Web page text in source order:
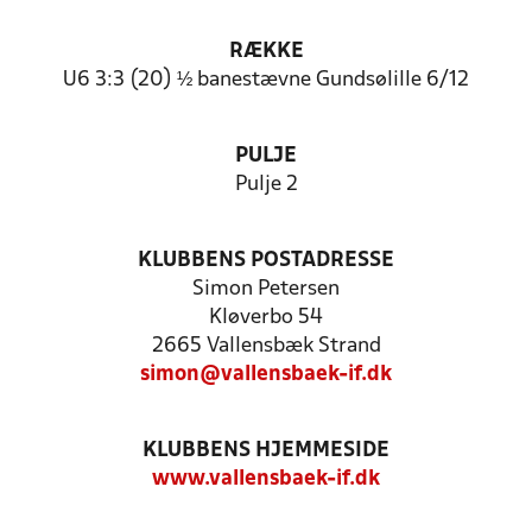
RÆKKE
U6 3:3 (20) ½ banestævne Gundsølille 6/12
PULJE
Pulje 2
KLUBBENS POSTADRESSE
Simon Petersen
Kløverbo 54
2665 Vallensbæk Strand
simon@vallensbaek-if.dk
KLUBBENS HJEMMESIDE
www.vallensbaek-if.dk